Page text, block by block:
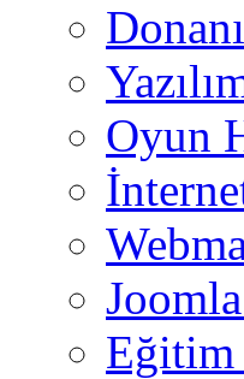
Oyun
Eğitim